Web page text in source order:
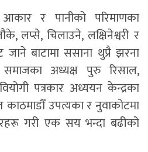
आकार र पानीको परिमाणका
लप्से, चिलाउने, लक्षिनेश्वरी र
बाटामा ससाना थुप्रै झरना
समाजका अध्यक्ष पुरु रिसाल,
पत्रकार अध्ययन केन्द्रका
उपत्यका र नुवाकोटमा
गरी एक सय भन्दा बढीको